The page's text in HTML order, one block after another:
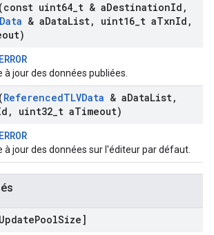
(const uint64 t & aDestinationId ,
& aDataList, uint16 t aTxnId ,
à jour des données publiées.
(ReferencedTLVData & aDataList,
, uint32 t aTimeout)
à jour des données sur l'éditeur par défaut.
UpdatePoolSize]